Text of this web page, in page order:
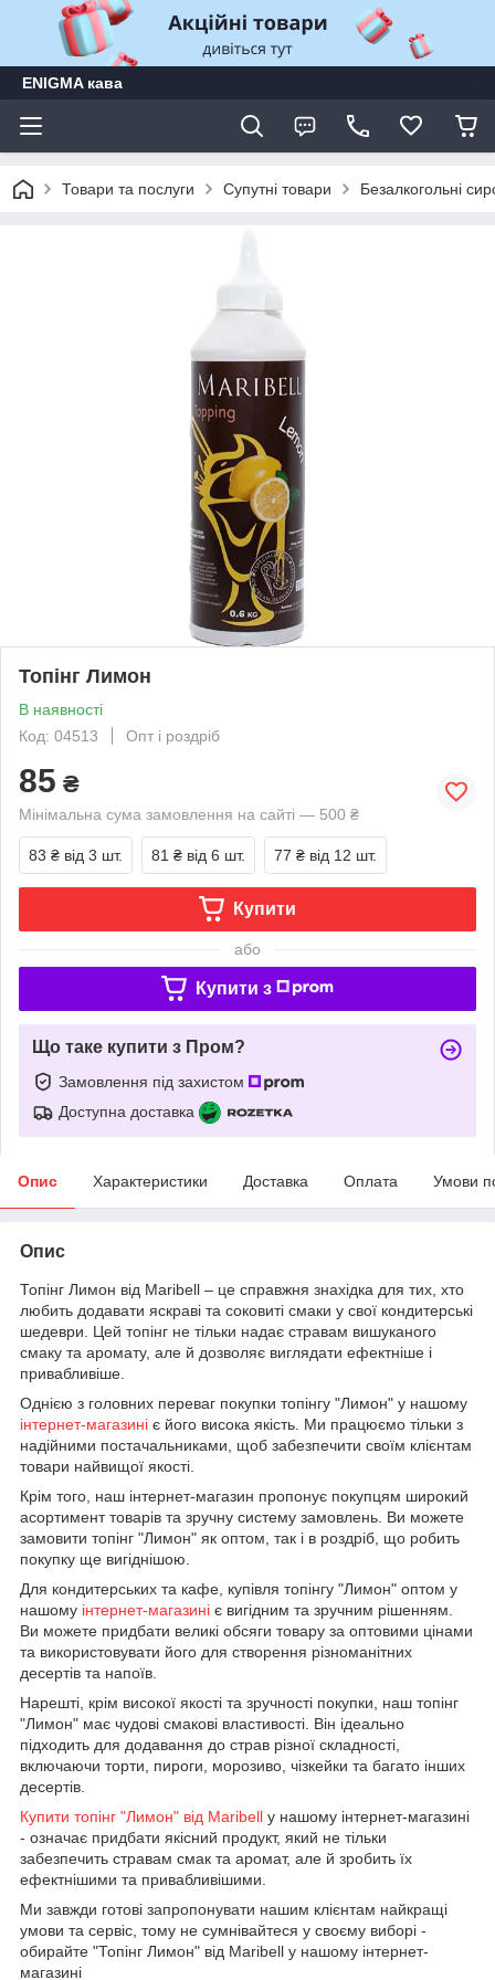
ENIGMA кава
Товари та послуги Супутні товари Безалкогольні
Топінг Лимон
В наявності
Код: 04513
Опт і роздріб
85 ₴
Мінімальна сума замовлення на сайті — 500 ₴
83 ₴ від 3 шт. 81 ₴ від 6 шт. 77 ₴ від 12 шт.
Купити
або
Купити з
Що таке купити з Пром?
Замовлення під захистом
Доступна доставка
Опис Характеристики Доставка Оплата Умови
Опис
Топінг Лимон від Maribell – це справжня знахідка для тих, хто
любить додавати яскраві та соковиті смаки у свої кондитерські
шедеври. Цей топінг не тільки надає стравам вишуканого
смаку та аромату, але й дозволяє виглядати ефектніше і
привабливіше.
Однією з головних переваг покупки топінгу "Лимон" у нашому
інтернет-магазині є його висока якість. Ми працюємо тільки з
надійними постачальниками, щоб забезпечити своїм клієнтам
товари найвищої якості.
Крім того, наш інтернет-магазин пропонує покупцям широкий
асортимент товарів та зручну систему замовлень. Ви можете
замовити топінг "Лимон" як оптом, так і в роздріб, що робить
покупку ще вигіднішою.
Для кондитерських та кафе, купівля топінгу "Лимон" оптом у
нашому інтернет-магазині є вигідним та зручним рішенням.
Ви можете придбати великі обсяги товару за оптовими цінами
та використовувати його для створення різноманітних
десертів та напоїв.
Нарешті, крім високої якості та зручності покупки, наш топінг
"Лимон" має чудові смакові властивості. Він ідеально
підходить для додавання до страв різної складності,
включаючи торти, пироги, морозиво, чізкейки та багато інших
десертів.
Купити топінг "Лимон" від Maribell у нашому інтернет-магазині
- означає придбати якісний продукт, який не тільки
забезпечить стравам смак та аромат, але й зробить їх
ефектнішими та привабливішими.
Ми завжди готові запропонувати нашим клієнтам найкращі
умови та сервіс, тому не сумнівайтеся у своєму виборі -
обирайте "Топінг Лимон" від Maribell у нашому інтернет-
магазині